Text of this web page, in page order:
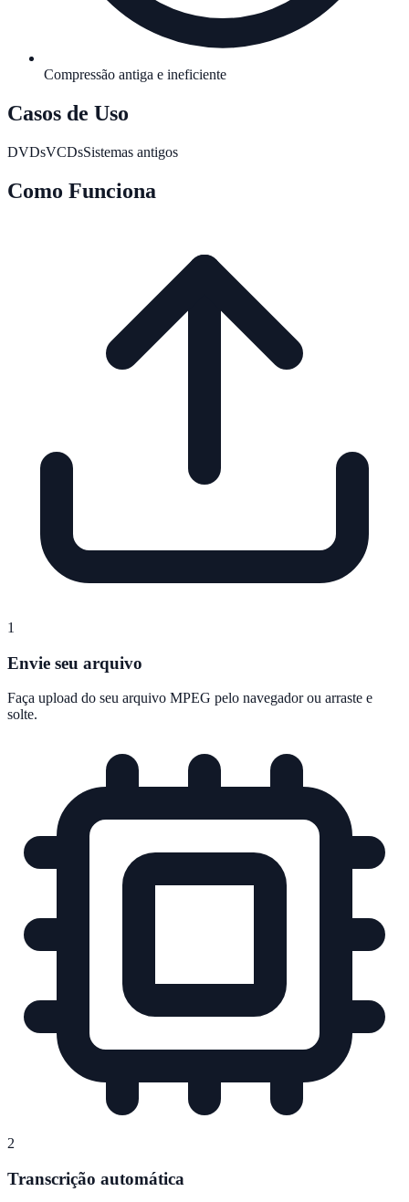
Compressão antiga e ineficiente
Casos de Uso
DVDsVCDsSistemas antigos
Como Funciona
1
Envie seu arquivo
Faça upload do seu arquivo MPEG pelo navegador ou arraste e
solte.
2
Transcrição automática